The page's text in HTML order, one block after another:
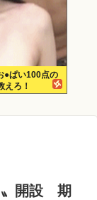
●ぱい100点の
えろ！
〟開設 期